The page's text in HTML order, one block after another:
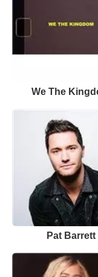
We The
Pat Barrett